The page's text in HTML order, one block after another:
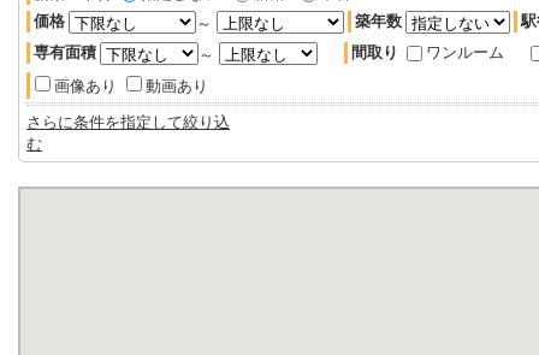
価格
～ 築年数
専有面積
～
画像あり
動画あり
間取り ワンルーム
さらに条件を指定して絞り込
む